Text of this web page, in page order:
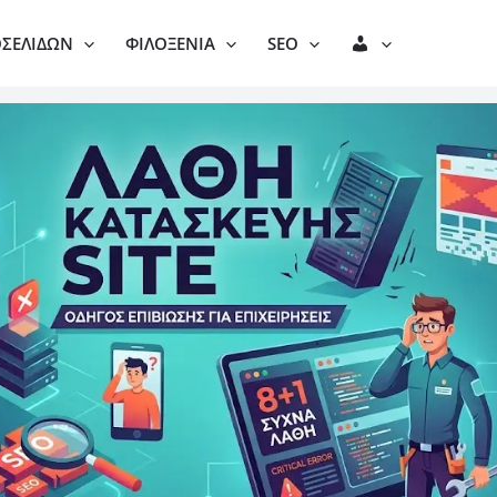
ΦΙΛΟΞΕΝΊΑ SEO
Γ
Ρ
Ι
Α
Ό
Σ